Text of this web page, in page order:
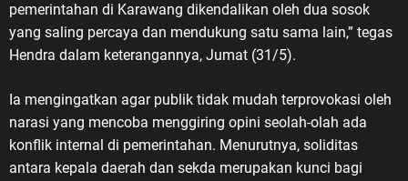
pemerintahan di Karawang dikendalikan oleh dua sosok
yang saling percaya dan mendukung satu sama lain,” tegas
Hendra dalam keterangannya, Jumat (31/5).
Ia mengingatkan agar publik tidak mudah terprovokasi oleh
narasi yang mencoba menggiring opini seolah-olah ada
konflik internal di pemerintahan. Menurutnya, soliditas
antara kepala daerah dan sekda merupakan kunci bagi